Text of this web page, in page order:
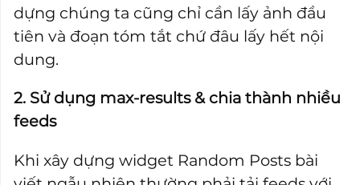
dựng chúng ta cũng chỉ cần lấy ảnh đầu
tiên và đoạn tóm tắt chứ đâu lấy hết nội
dung.
2. Sử dụng max-results & chia thành nhiều
feeds
Khi xây dựng widget Random Posts bài